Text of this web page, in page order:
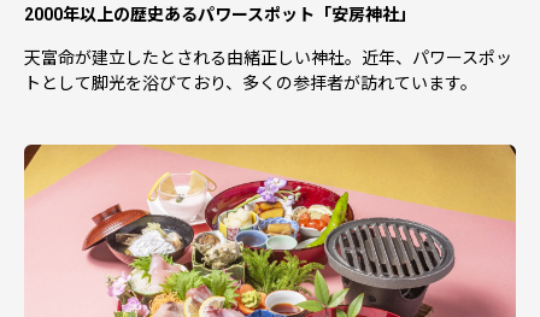
2000年以上の歴史あるパワースポット「安房神社」
天富命が建立したとされる由緒正しい神社。近年、パワースポッ
トとして脚光を浴びており、多くの参拝者が訪れています。